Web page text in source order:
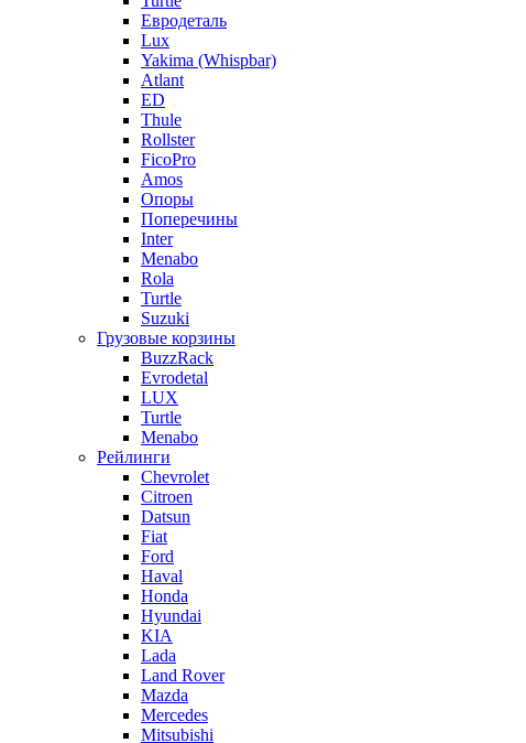
Евродеталь
Lux
Yakima (Whispbar)
Atlant
ED
Thule
Rollster
FicoPro
Amos
Опоры
Поперечины
Inter
Menabo
Rola
Turtle
Suzuki
Грузовые корзины
BuzzRack
Evrodetal
LUX
Turtle
Menabo
Рейлинги
Chevrolet
Citroen
Datsun
Fiat
Ford
Haval
Honda
Hyundai
KIA
Lada
Land Rover
Mazda
Mercedes
Mitsubishi